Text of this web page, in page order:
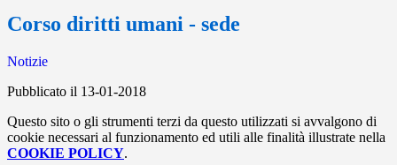
Corso diritti umani - sede
Notizie
Pubblicato il 13-01-2018
Questo sito o gli strumenti terzi da questo utilizzati si avvalgono di
cookie necessari al funzionamento ed utili alle finalità illustrate nella
COOKIE POLICY.